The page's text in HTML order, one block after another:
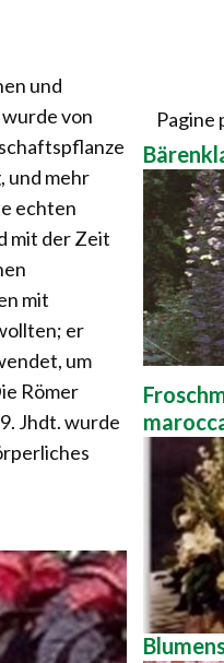
und
von
und mehr
echten
mit der Zeit
mit
er
um
Römer
Jhdt. wurde
Pagine